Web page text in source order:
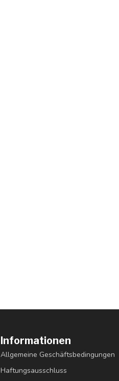
Informationen
Allgemeine Geschäftsbedingungen
Haftungsausschluss